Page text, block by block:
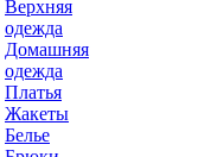
Верхняя
одежда
Домашняя
одежда
Платья
Жакеты
Белье